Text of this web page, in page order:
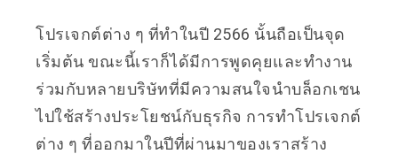
โปรเจกต์ต่าง ๆ ที่ทำในปี 2566 นั้นถือเป็นจุด
เริ่มต้น ขณะนี้เราก็ได้มีการพูดคุยและทำงาน
ร่วมกับหลายบริษัทที่มีความสนใจนำบล็อกเชน
ไปใช้สร้างประโยชน์กับธุรกิจ การทำโปรเจกต์
ต่าง ๆ ที่ออกมาในปีที่ผ่านมาของเราสร้าง